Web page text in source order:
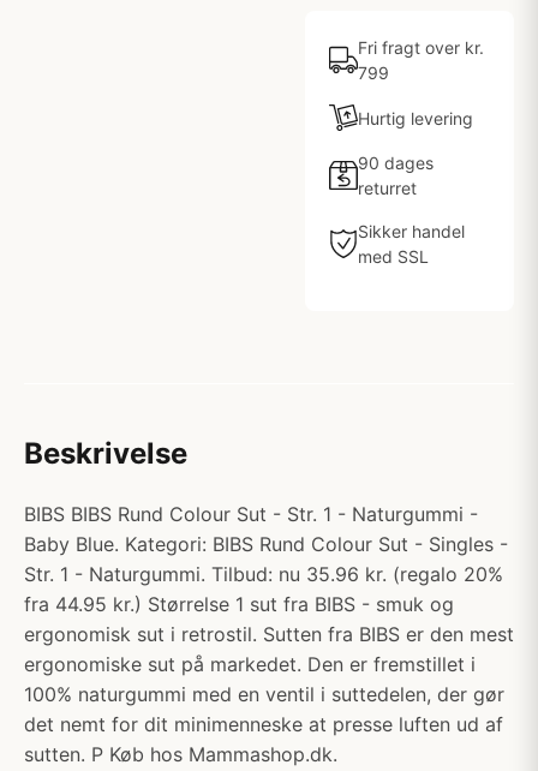
Fri fragt over kr.
799
Hurtig levering
90 dages
returret
Sikker handel
med SSL
Beskrivelse
BIBS BIBS Rund Colour Sut - Str. 1 - Naturgummi -
Baby Blue. Kategori: BIBS Rund Colour Sut - Singles -
Str. 1 - Naturgummi. Tilbud: nu 35.96 kr. (regalo 20%
fra 44.95 kr.) Størrelse 1 sut fra BIBS - smuk og
ergonomisk sut i retrostil. Sutten fra BIBS er den mest
ergonomiske sut på markedet. Den er fremstillet i
100% naturgummi med en ventil i suttedelen, der gør
det nemt for dit minimenneske at presse luften ud af
sutten. P Køb hos Mammashop.dk.